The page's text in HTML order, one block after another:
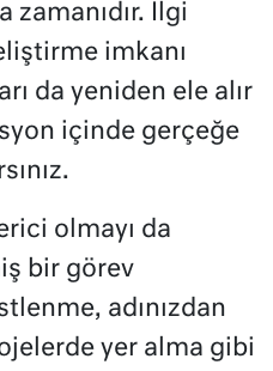
zamanıdır. İlgi
imkanı
da yeniden ele alır
içinde gerçeğe
olmayı da
bir görev
adınızdan
yer alma gibi